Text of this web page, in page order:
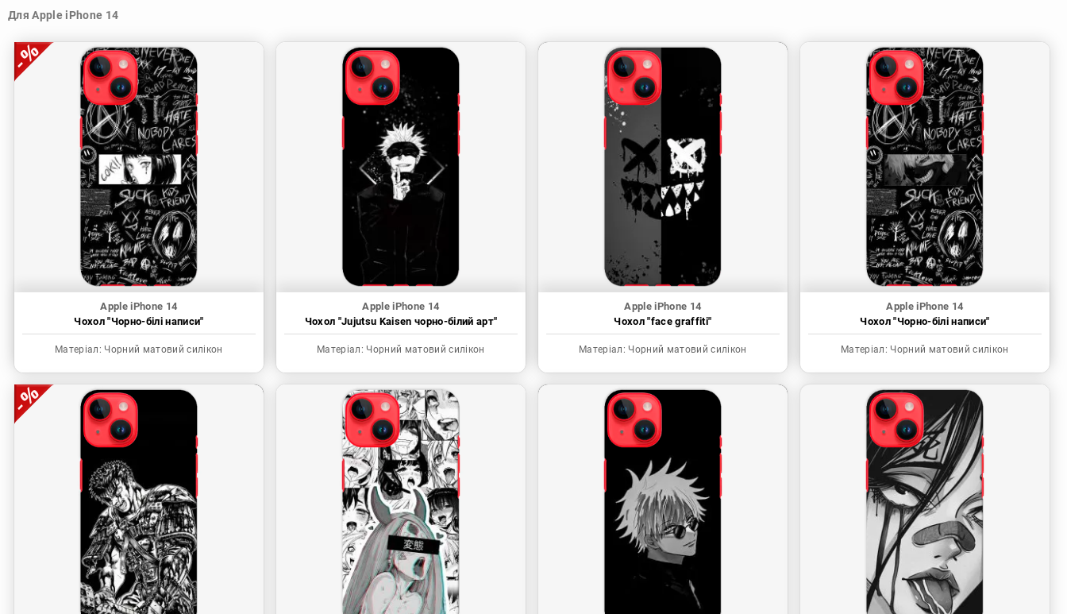
Для Apple iPhone 14
Apple iPhone 14
Чохол "Чорно-білі написи"
Матеріал: Чорний матовий силікон
Apple iPhone 14
Чохол "Jujutsu Kaisen чорно-білий арт"
Матеріал: Чорний матовий силікон
Apple iPhone 14
Чохол "face graffiti"
Матеріал: Чорний матовий силікон
Apple iPhone 14
Чохол "Чорно-білі написи"
Матеріал: Чорний матовий силікон